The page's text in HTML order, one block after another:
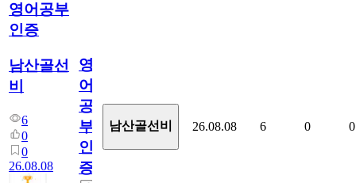
영어공부
인증
남산골선
비
6
0
0
26.08.08
영
어
공
부
인
증
남산골선비 26.08.08 6 0 0